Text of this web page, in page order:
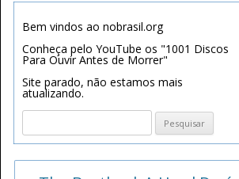
Bem vindos ao nobrasil.org
Conheça pelo YouTube os "1001 Discos
Para Ouvir Antes de Morrer"
Site parado, não estamos mais
atualizando.
Pesquisar